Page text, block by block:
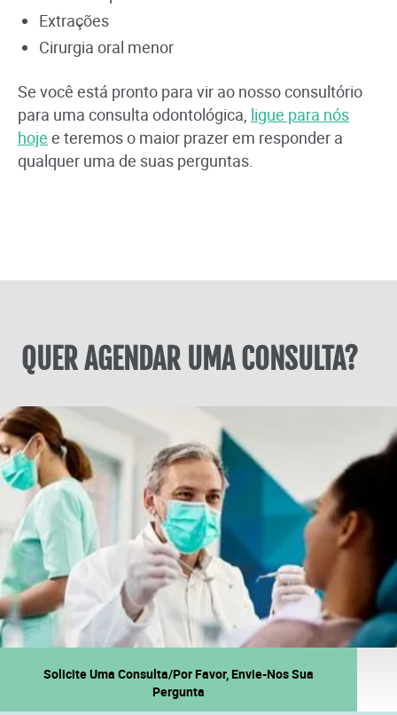
Extrações
Cirurgia oral menor
Se você está pronto para vir ao nosso consultório
para uma consulta odontológica, ligue para nós
hoje e teremos o maior prazer em responder a
qualquer uma de suas perguntas.
QUER AGENDAR UMA CONSULTA?
Solicite Uma Consulta/Por Favor, Envie-Nos Sua
Pergunta